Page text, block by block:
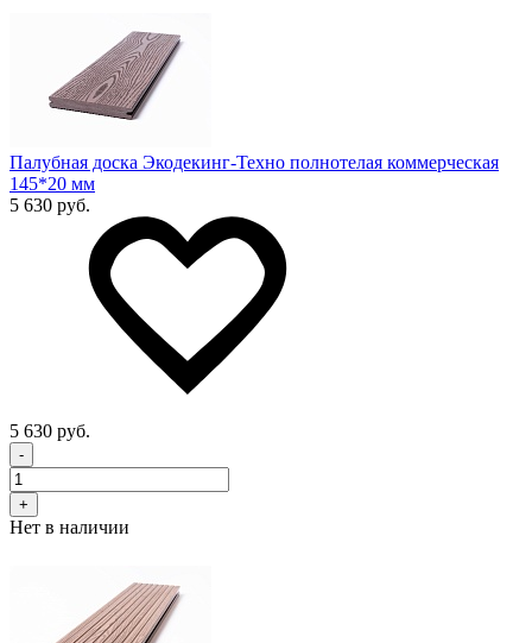
Палубная доска Экодекинг-Техно полнотелая коммерческая
145*20 мм
5 630 руб.
5 630 руб.
-
+
Нет в наличии